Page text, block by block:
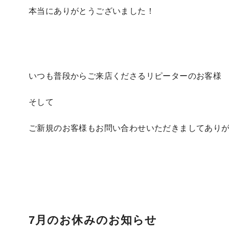
本当にありがとうございました！
いつも普段からご来店くださるリピーターのお客様
そして
ご新規のお客様もお問い合わせいただきましてあり
7月のお休みのお知らせ